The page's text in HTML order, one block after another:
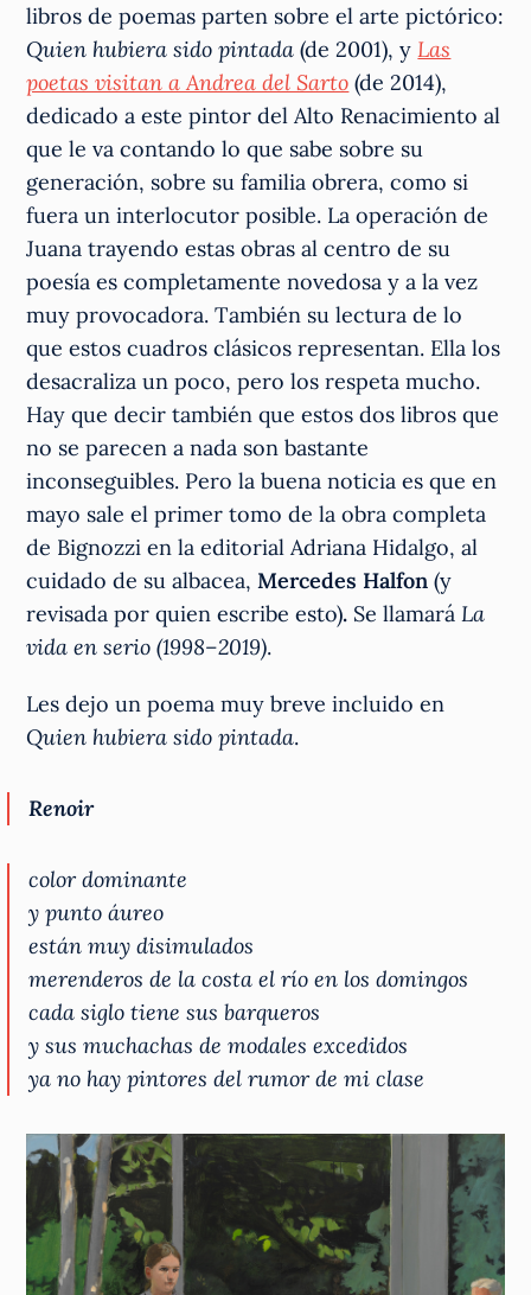
libros de poemas parten sobre el arte pictórico:
Quien hubiera sido pintada (de 2001), yLas
poetas visitan a Andrea del Sarto (de 2014),
dedicado a este pintor del Alto Renacimiento al
que le va contando lo que sabe sobre su
generación, sobre su familia obrera, como si
fuera un interlocutor posible. La operación de
Juana trayendo estas obras al centro de su
poesía es completamente novedosa y a la vez
muy provocadora. También su lectura de lo
que estos cuadros clásicos representan. Ella los
desacraliza un poco, pero los respeta mucho.
Hay que decir también que estos dos libros que
no se parecen a nada son bastante
inconseguibles. Pero la buena noticia es que en
mayo sale el primer tomo de la obra completa
de Bignozzi en la editorial Adriana Hidalgo, al
cuidado de su albacea,Mercedes Halfon (y
revisada por quien escribe esto). Se llamaráLa
vida en serio (1998–2019).
Les dejo un poema muy breve incluido en
Quien hubiera sido pintada.
Renoir
color dominante
y punto áureo
están muy disimulados
merenderos de la costa el río en los domingos
cada siglo tiene sus barqueros
y sus muchachas de modales excedidos
ya no hay pintores del rumor de mi clase